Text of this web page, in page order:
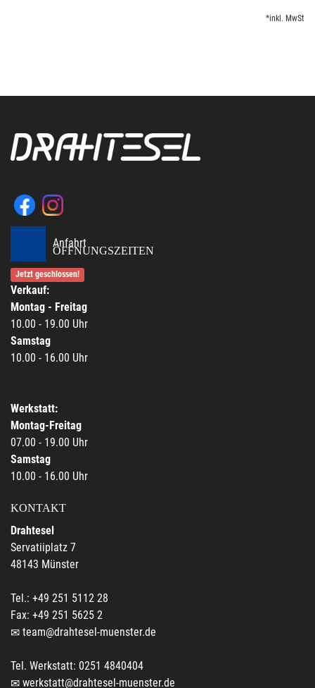
*inkl. MwSt
Anfahrt
ÖFFNUNGSZEITEN
Jetzt geschlossen!
Verkauf:
Montag - Freitag
10.00 - 19.00 Uhr
Samstag
10.00 - 16.00 Uhr
Werkstatt:
Montag-Freitag
07.00 - 19.00 Uhr
Samstag
10.00 - 16.00 Uhr
KONTAKT
Drahtesel
Servatiiplatz 7
48143 Münster
Tel.: +49 251 5112 28
Fax: +49 251 5625 2
team@drahtesel-muenster.de
Tel. Werkstatt: 0251 4840404
werkstatt@drahtesel-muenster.de